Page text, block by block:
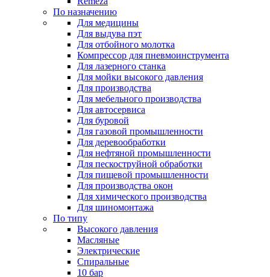
По назначению
Для медицины
Для выдува пэт
Для отбойного молотка
Компрессор для пневмоинструмента
Для лазерного станка
Для мойки высокого давления
Для производства
Для мебельного производства
Для автосервиса
Для буровой
Для газовой промышленности
Для деревообработки
Для нефтяной промышленности
Для пескоструйной обработки
Для пищевой промышленности
Для производства окон
Для химического производства
Для шиномонтажа
По типу
Высокого давления
Масляные
Электрические
Спиральные
10 бар